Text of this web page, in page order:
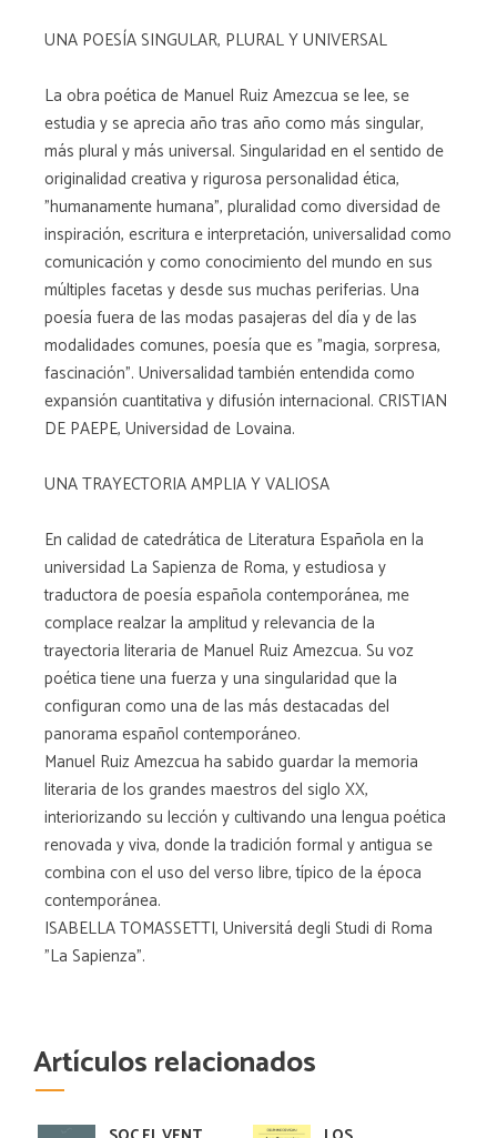
UNA POESÍA SINGULAR, PLURAL Y UNIVERSAL
La obra poética de Manuel Ruiz Amezcua se lee, se
estudia y se aprecia año tras año como más singular,
más plural y más universal. Singularidad en el sentido de
originalidad creativa y rigurosa personalidad ética,
"humanamente humana", pluralidad como diversidad de
inspiración, escritura e interpretación, universalidad como
comunicación y como conocimiento del mundo en sus
múltiples facetas y desde sus muchas periferias. Una
poesía fuera de las modas pasajeras del día y de las
modalidades comunes, poesía que es "magia, sorpresa,
fascinación". Universalidad también entendida como
expansión cuantitativa y difusión internacional. CRISTIAN
DE PAEPE, Universidad de Lovaina.
UNA TRAYECTORIA AMPLIA Y VALIOSA
En calidad de catedrática de Literatura Española en la
universidad La Sapienza de Roma, y estudiosa y
traductora de poesía española contemporánea, me
complace realzar la amplitud y relevancia de la
trayectoria literaria de Manuel Ruiz Amezcua. Su voz
poética tiene una fuerza y una singularidad que la
configuran como una de las más destacadas del
panorama español contemporáneo.
Manuel Ruiz Amezcua ha sabido guardar la memoria
literaria de los grandes maestros del siglo XX,
interiorizando su lección y cultivando una lengua poética
renovada y viva, donde la tradición formal y antigua se
combina con el uso del verso libre, típico de la época
contemporánea.
ISABELLA TOMASSETTI, Universitá degli Studi di Roma
"La Sapienza".
Artículos relacionados